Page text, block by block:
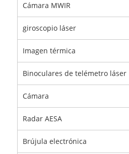
Cámara MWIR
giroscopio láser
Imagen térmica
Binoculares de telémetro láser
Cámara
Radar AESA
Brújula electrónica